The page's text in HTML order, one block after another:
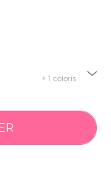
+ 1 coloris